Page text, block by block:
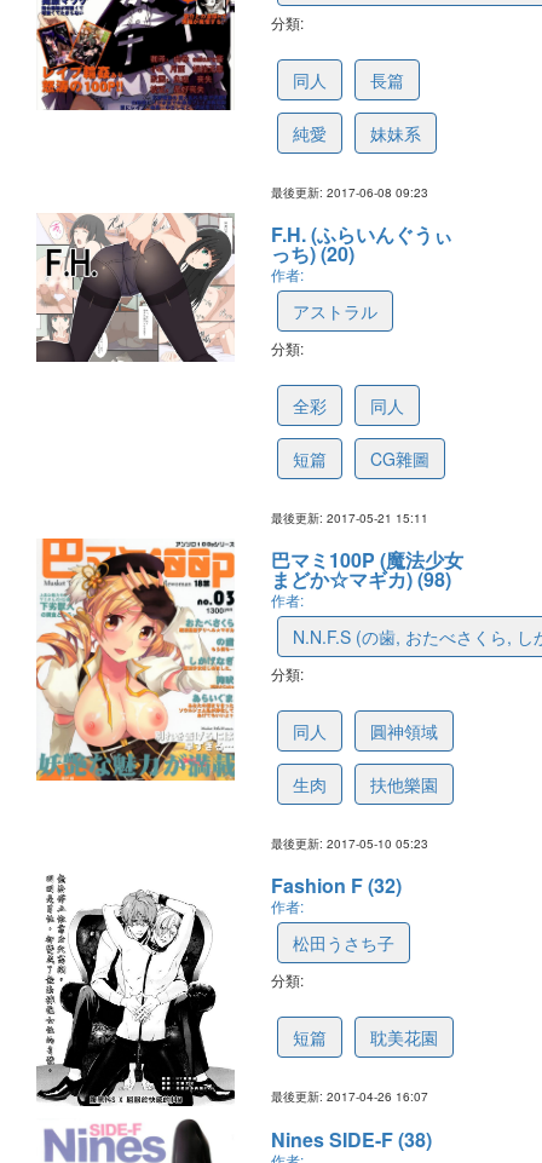
分類:
同人 長篇
純愛 妹妹系
最後更新: 2017-06-08 09:23
F.H. (ふらいんぐうぃ
っち) (20)
作者:
アストラル
分類:
全彩 同人
短篇 CG雜圖
最後更新: 2017-05-21 15:11
巴マミ100P (魔法少女
まどか☆マギカ) (98)
作者:
N.N.F.S (の歯, おたべさくら, し
分類:
同人 圓神領域
生肉 扶他樂園
最後更新: 2017-05-10 05:23
Fashion F (32)
作者:
松田うさち子
分類:
短篇 耽美花園
最後更新: 2017-04-26 16:07
Nines SIDE-F (38)